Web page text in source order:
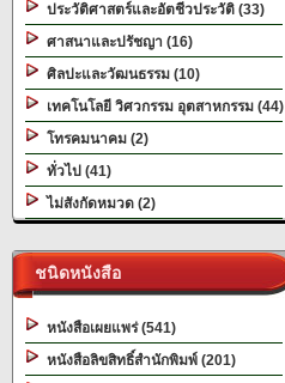
ประวัติศาสตร์และอัตชีวประวัติ (33)
ศาสนาและปรัชญา (16)
ศิลปะและวัฒนธรรม (10)
เทคโนโลยี วิศวกรรม อุตสาหกรรม (44)
โทรคมนาคม (2)
ทั่วไป (41)
ไม่สังกัดหมวด (2)
ชนิดหนังสือ
หนังสือเผยแพร่ (541)
หนังสือลิขสิทธิ์สำนักพิมพ์ (201)